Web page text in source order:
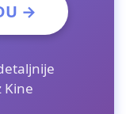
→
Kine